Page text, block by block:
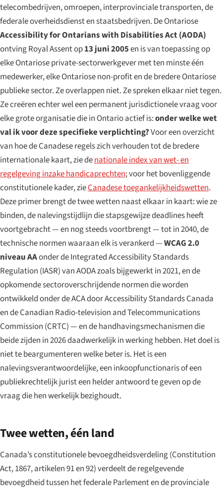
telecombedrijven, omroepen, interprovinciale transporten, de
federale overheidsdienst en staatsbedrijven. De Ontariose
Accessibility for Ontarians with Disabilities Act (AODA)
ontving Royal Assent op13 juni 2005en is van toepassing op
elke Ontariose private-sectorwerkgever met ten minste één
medewerker, elke Ontariose non-profit en de bredere Ontariose
publieke sector. Ze overlappen niet. Ze spreken elkaar niet tegen.
Ze creëren echter wel een permanent jurisdictionele vraag voor
elke grote organisatie die in Ontario actief is:onder welke wet
val ik voor deze specifieke verplichting?Voor een overzicht
van hoe de Canadese regels zich verhouden tot de bredere
internationale kaart, zie denationale index van wet- en
regelgeving inzake handicaprechten; voor het bovenliggende
constitutionele kader, zieCanadese toegankelijkheidswetten.
Deze primer brengt de twee wetten naast elkaar in kaart: wie ze
binden, de nalevingstijdlijn die stapsgewijze deadlines heeft
voortgebracht — en nog steeds voortbrengt — tot in 2040, de
technische normen waaraan elk is verankerd —WCAG 2.0
niveau AAonder de Integrated Accessibility Standards
Regulation (IASR) van AODA zoals bijgewerkt in 2021, en de
opkomende sectoroverschrijdende normen die worden
ontwikkeld onder de ACA door Accessibility Standards Canada
en de Canadian Radio-television and Telecommunications
Commission (CRTC) — en de handhavingsmechanismen die
beide zijden in 2026 daadwerkelijk in werking hebben. Het doel is
niet te beargumenteren welke beter is. Het is een
nalevingsverantwoordelijke, een inkoopfunctionaris of een
publiekrechtelijk jurist een helder antwoord te geven op de
vraag die hen werkelijk bezighoudt.
Twee wetten, één land
Canada’s constitutionele bevoegdheidsverdeling (Constitution
Act, 1867, artikelen 91 en 92) verdeelt de regelgevende
bevoegdheid tussen het federale Parlement en de provinciale